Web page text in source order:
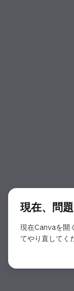
現在、問
現在Canvaを開
てやり直してく